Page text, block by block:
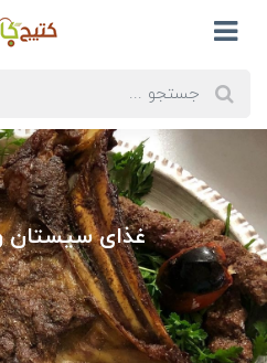
غذای سیستان